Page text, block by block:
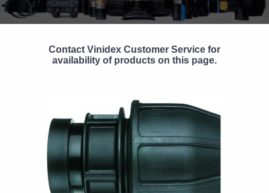
Contact Vinidex Customer Service for
availability of products on this page.